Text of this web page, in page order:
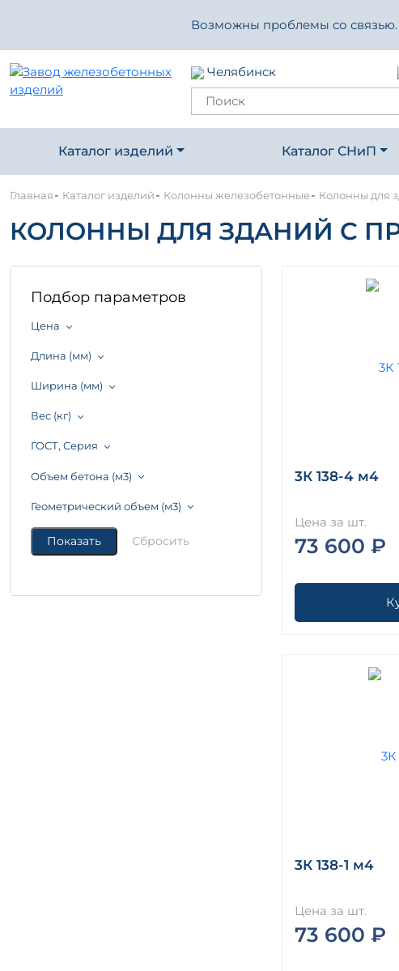
Возможны проблемы со связью.
Челябинск
Каталог изделий Каталог СНиП
Главная- Каталог изделий- Колонны железобетонные- Колонны для
КОЛОННЫ ДЛЯ ЗДАНИЙ С
Подбор параметров
Цена
Длина (мм)
Ширина (мм)
Вес (кг)
ГОСТ, Серия
Объем бетона (м3)
Геометрический объем (м3)
3К 138-4 м4
Цена за шт.
73 600 ₽
3К 138-1 м4
Цена за шт.
73 600 ₽